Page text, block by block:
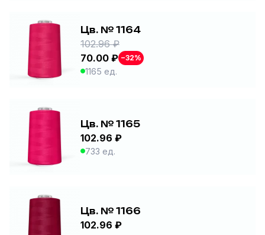
Цв. № 1164
102.96 ₽
70.00 ₽ −32%
1165 ед.
Цв. № 1165
102.96 ₽
733 ед.
Цв. № 1166
102.96 ₽